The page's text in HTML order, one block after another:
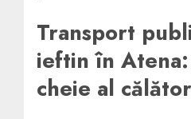
Transport
ieftin în
cheie al